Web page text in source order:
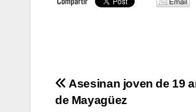
Navegación
Asesinan joven de 19
de Mayagüez